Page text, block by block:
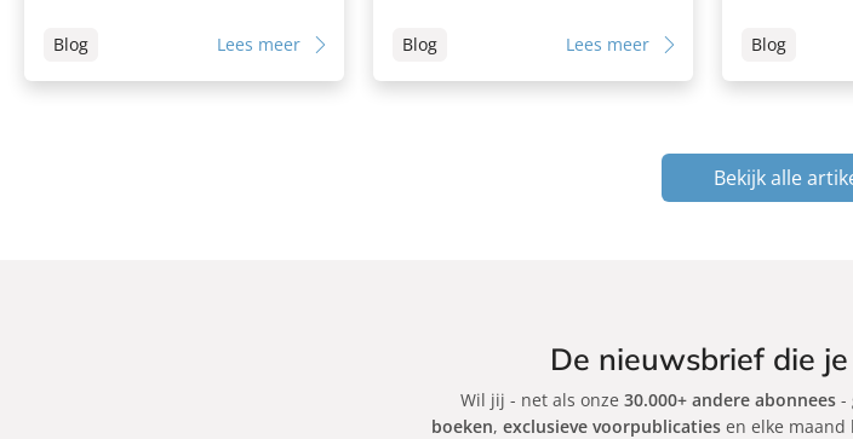
Blog Lees meer Blog Lees meer Blog
Bekijk alle
De nieuwsbrief die
Wil jij - net als onze30.000+ andere abonnees -
boeken,exclusieve voorpublicaties en elke maand